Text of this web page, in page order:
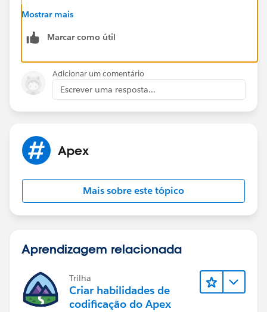
Mostrar mais
Marcar como útil
Adicionar um comentário
Escrever uma resposta...
Apex
Mais sobre este tópico
Aprendizagem relacionada
Trilha
Criar habilidades de
codificação do Apex